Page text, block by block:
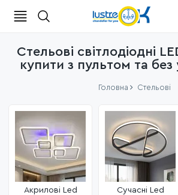
Стельові світлодіодні
купити з пультом та без
Головна Стельові
Акрилові Led
Сучасні Led